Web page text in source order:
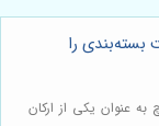
بسته‌بندی را
به عنوان یکی از ارکان